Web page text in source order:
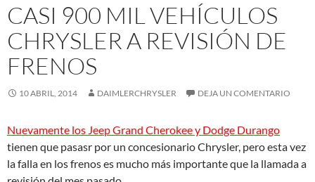
CASI 900 MIL VEHÍCULOS
CHRYSLER A REVISIÓN DE
FRENOS
10 ABRIL, 2014 DAIMLERCHRYSLER DEJA UN COMENTARIO
Nuevamente los Jeep Grand Cherokee y Dodge Durango
tienen que pasasr por un concesionario Chrysler, pero esta vez
la falla en los frenos es mucho más importante que la llamada a